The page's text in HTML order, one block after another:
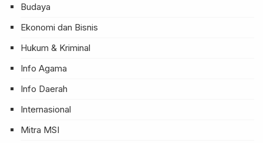
Budaya
Ekonomi dan Bisnis
Hukum & Kriminal
Info Agama
Info Daerah
Internasional
Mitra MSI